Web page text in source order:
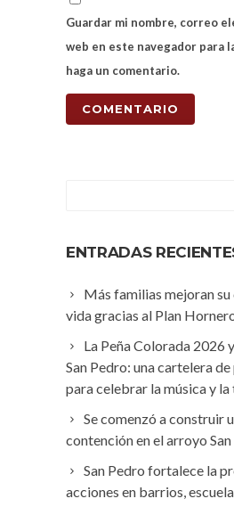
Guardar mi nombre, correo
web en este navegador para
haga un comentario.
ENTRADAS
Más familias mejoran
vida gracias al Plan
La Peña Colorada 2026
San Pedro: una cartelera
para celebrar la música y
Se comenzó a construir
contención en el arroyo
San Pedro fortalece la
acciones en barrios,